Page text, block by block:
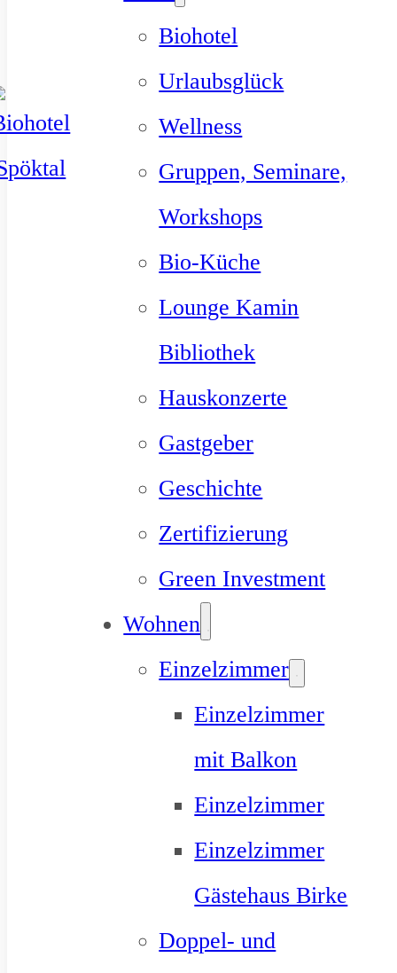
Biohotel
Urlaubsglück
Wellness
Gruppen, Seminare,
Workshops
Bio-Küche
Lounge Kamin
Bibliothek
Hauskonzerte
Gastgeber
Geschichte
Zertifizierung
Green Investment
Wohnen
Einzelzimmer
Einzelzimmer
mit Balkon
Einzelzimmer
Einzelzimmer
Gästehaus Birke
Doppel- und